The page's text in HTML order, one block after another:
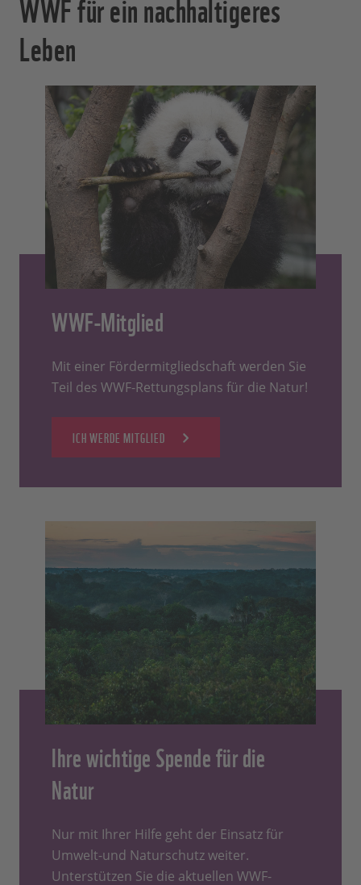
Leben
WWF-Mitglied
Mit einer Fördermitgliedschaft werden Sie
Teil des WWF-Rettungsplans für die Natur!
ICH WERDE MITGLIED
Ihre wichtige Spende für die
Natur
Nur mit Ihrer Hilfe geht der Einsatz für
Umwelt-und Naturschutz weiter.
Unterstützen Sie die aktuellen WWF-